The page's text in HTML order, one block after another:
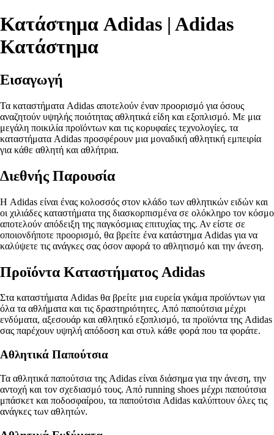
Κατάστημα Adidas | Adidas
Κατάστημα
Εισαγωγή
Τα καταστήματα Adidas αποτελούν έναν προορισμό για όσους
αναζητούν υψηλής ποιότητας αθλητικά είδη και εξοπλισμό. Με μια
μεγάλη ποικιλία προϊόντων και τις κορυφαίες τεχνολογίες, τα
καταστήματα Adidas προσφέρουν μια μοναδική αθλητική εμπειρία
για κάθε αθλητή και αθλήτρια.
Διεθνής Παρουσία
Η Adidas είναι ένας κολοσσός στον κλάδο των αθλητικών ειδών και
οι χιλιάδες καταστήματα της διασκορπισμένα σε ολόκληρο τον κόσμο
αποτελούν απόδειξη της παγκόσμιας επιτυχίας της. Αν είστε σε
οποιονδήποτε προορισμό, θα βρείτε ένα κατάστημα Adidas για να
καλύψετε τις ανάγκες σας όσον αφορά το αθλητισμό και την άνεση.
Προϊόντα Καταστήματος Adidas
Στα καταστήματα Adidas θα βρείτε μια ευρεία γκάμα προϊόντων για
όλα τα αθλήματα και τις δραστηριότητες. Από παπούτσια μέχρι
ενδύματα, αξεσουάρ και αθλητικό εξοπλισμό, τα προϊόντα της Adidas
σας παρέχουν υψηλή απόδοση και στυλ κάθε φορά που τα φοράτε.
Αθλητικά Παπούτσια
Τα αθλητικά παπούτσια της Adidas είναι διάσημα για την άνεση, την
αντοχή και τον σχεδιασμό τους. Από running shoes μέχρι παπούτσια
μπάσκετ και ποδοσφαίρου, τα παπούτσια Adidas καλύπτουν όλες τις
ανάγκες των αθλητών.